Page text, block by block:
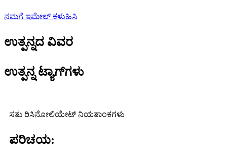
ನಮಗೆ ಇಮೇಲ್ ಕಳುಹಿಸಿ
ಉತ್ಪನ್ನದ ವಿವರ
ಉತ್ಪನ್ನ ಟ್ಯಾಗ್‌ಗಳು
ಸತು ರಿಸಿನೋಲಿಯೇಟ್ ನಿಯತಾಂಕಗಳು
ಪರಿಚಯ: